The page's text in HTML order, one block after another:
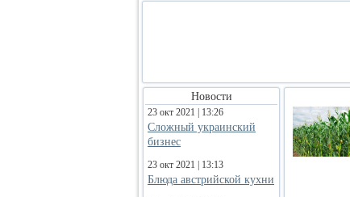
Новости
23 окт 2021 | 13:26
Сложный украинский
бизнес
23 окт 2021 | 13:13
Блюда австрийской кухни